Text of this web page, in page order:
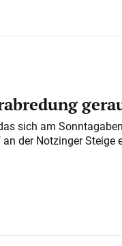
sich am
der Notzinger Steige